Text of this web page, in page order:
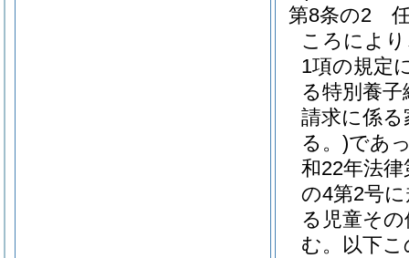
第8条の2
ころによ
1項の規定
る特別養
請求に係
る。)であ
和22年法律
の4第2号
る児童そ
む。以下